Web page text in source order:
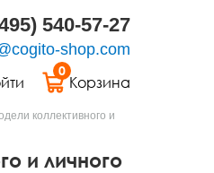
540-57-27
shop.com
0
Корзина
коллективного и
и личного